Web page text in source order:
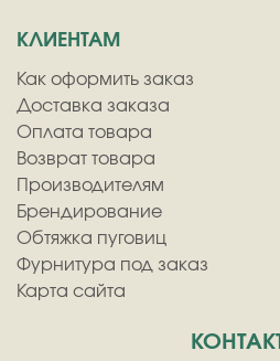
КЛИЕНТАМ
Как оформить заказ
Доставка заказа
Оплата товара
Возврат товара
Производителям
Брендирование
Обтяжка пуговиц
Фурнитура под заказ
Карта сайта